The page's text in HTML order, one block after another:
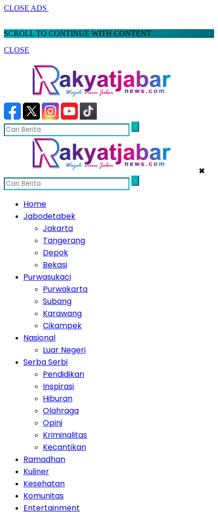
CLOSE ADS
SCROLL TO CONTINUE WITH CONTENT
CLOSE
✖
Home
Jabodetabek
Jakarta
Tangerang
Depok
Bekasi
Purwasukaci
Purwakarta
Subang
Karawang
Cikampek
Nasional
Luar Negeri
Serba Serbi
Pendidikan
Inspirasi
Hiburan
Olahraga
Opini
Kriminalitas
Kecantikan
Ramadhan
Kuliner
Kesehatan
Komunitas
Entertainment